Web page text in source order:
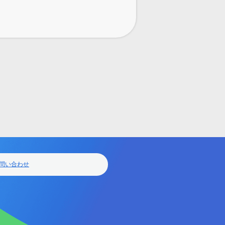
い合わせ